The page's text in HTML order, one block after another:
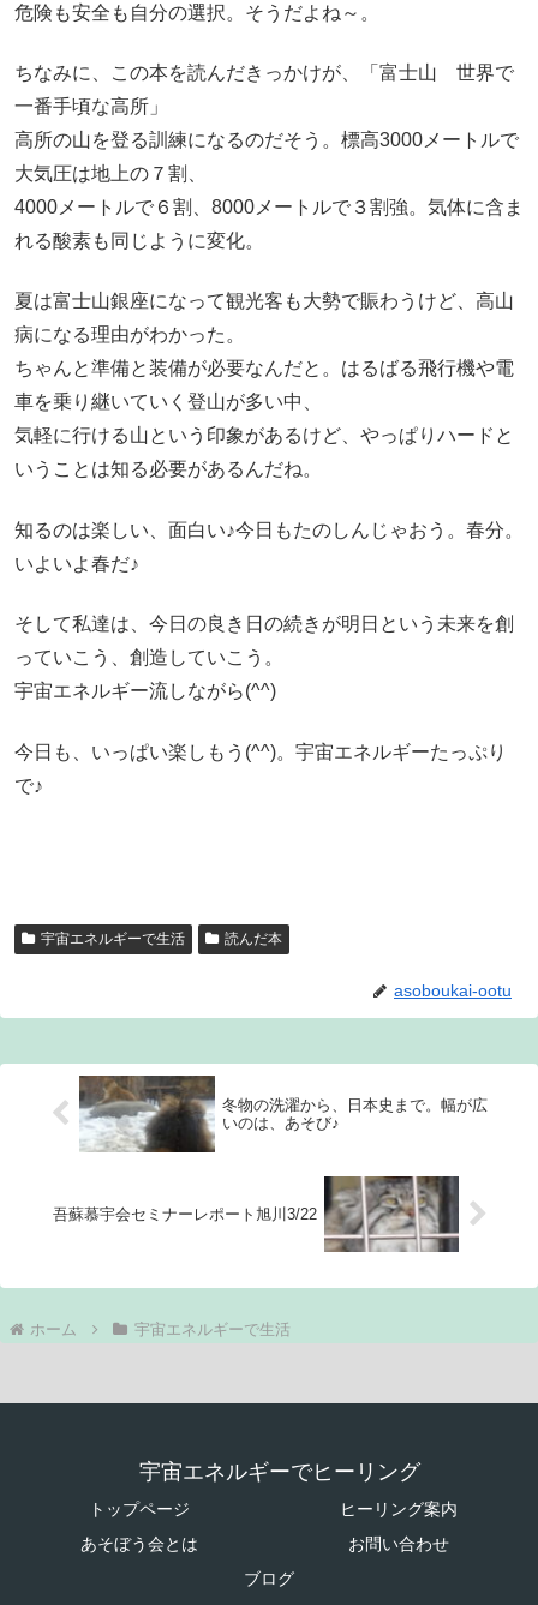
危険も安全も自分の選択。そうだよね～。
ちなみに、この本を読んだきっかけが、「富士山 世界で
一番手頃な高所」
高所の山を登る訓練になるのだそう。標高3000メートルで
大気圧は地上の７割、
4000メートルで６割、8000メートルで３割強。気体に含ま
れる酸素も同じように変化。
夏は富士山銀座になって観光客も大勢で賑わうけど、高山
病になる理由がわかった。
ちゃんと準備と装備が必要なんだと。はるばる飛行機や電
車を乗り継いていく登山が多い中、
気軽に行ける山という印象があるけど、やっぱりハードと
いうことは知る必要があるんだね。
知るのは楽しい、面白い♪今日もたのしんじゃおう。春分。
いよいよ春だ♪
そして私達は、今日の良き日の続きが明日という未来を創
っていこう、創造していこう。
宇宙エネルギー流しながら(^^)
今日も、いっぱい楽しもう(^^)。宇宙エネルギーたっぷり
で♪
宇宙エネルギーで生活 読んだ本
asoboukai-ootu
冬物の洗濯から、日本史まで。幅が広
いのは、あそび♪
吾蘇慕宇会セミナーレポート旭川3/22
ホーム 宇宙エネルギーで生活
宇宙エネルギーでヒーリング
トップページ
ヒーリング案内
あそぼう会とは
お問い合わせ
ブログ